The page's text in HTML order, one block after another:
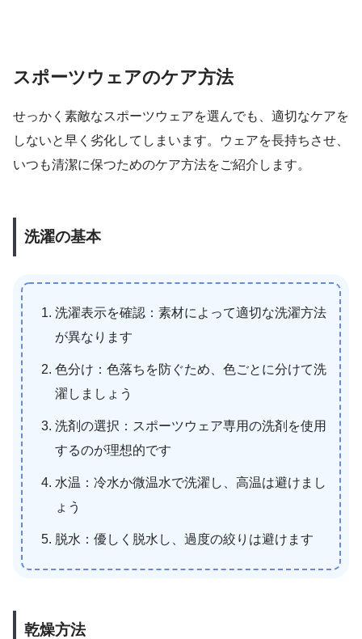
スポーツウェアのケア方法
せっかく素敵なスポーツウェアを選んでも、適切なケアを
しないと早く劣化してしまいます。ウェアを長持ちさせ、
いつも清潔に保つためのケア方法をご紹介します。
洗濯の基本
洗濯表示を確認：素材によって適切な洗濯方法
が異なります
色分け：色落ちを防ぐため、色ごとに分けて洗
濯しましょう
洗剤の選択：スポーツウェア専用の洗剤を使用
するのが理想的です
水温：冷水か微温水で洗濯し、高温は避けまし
ょう
脱水：優しく脱水し、過度の絞りは避けます
乾燥方法